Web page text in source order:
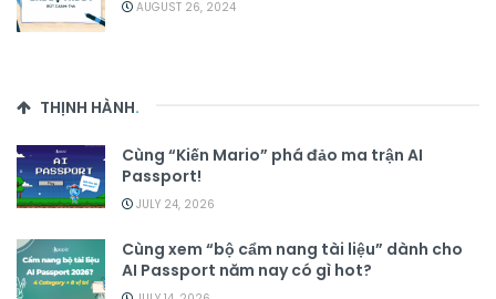
AUGUST 26, 2024
THỊNH HÀNH.
Cùng “Kiến Mario” phá đảo ma trận AI
Passport!
JULY 24, 2026
Cùng xem “bộ cẩm nang tài liệu” dành cho
AI Passport năm nay có gì hot?